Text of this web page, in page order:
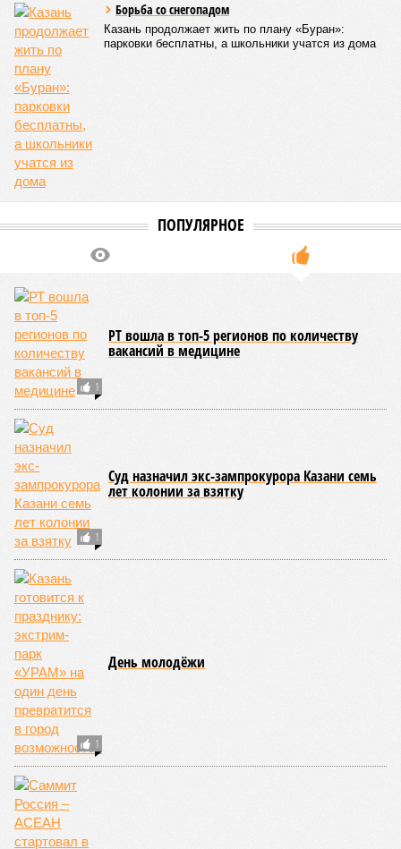
Борьба со снегопадом
Казань продолжает жить по плану «Буран»:
парковки бесплатны, а школьники учатся из дома
ПОПУЛЯРНОЕ
1
РТ вошла в топ-5 регионов по количеству
вакансий в медицине
1
Суд назначил экс-зампрокурора Казани семь
лет колонии за взятку
1
День молодёжи